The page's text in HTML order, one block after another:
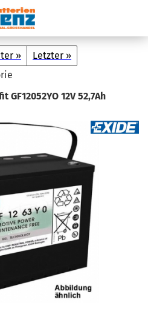
»
Letzter »
12V 52,7Ah